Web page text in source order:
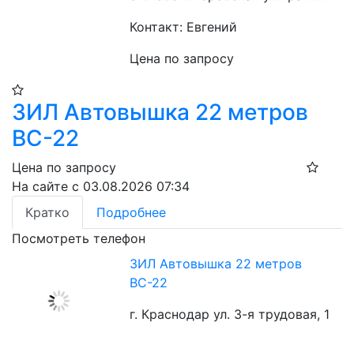
Контакт: Евгений
Цена по запросу
ЗИЛ Автовышка 22 метров
ВС-22
Цена по запросу
На сайте с 03.08.2026 07:34
Кратко
Подробнее
Посмотреть телефон
ЗИЛ Автовышка 22 метров
ВС-22
г. Краснодар ул. 3-я трудовая, 1